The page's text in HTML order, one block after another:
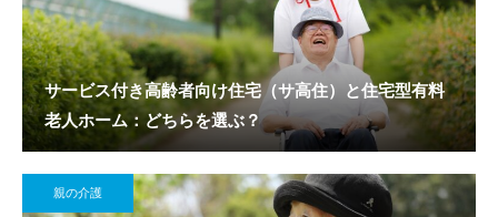
サービス付き高齢者向け住宅（サ高住）と住宅型有料
老人ホーム：どちらを選ぶ？
親の介護